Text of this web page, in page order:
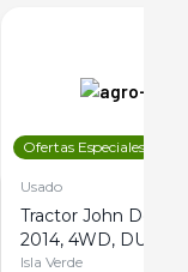
Ofertas Especiales
Usado
Tractor John Deere
2014, 4WD, DUAL
Isla Verde